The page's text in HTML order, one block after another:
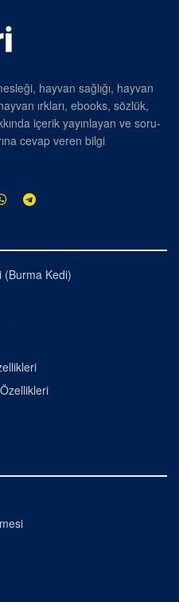
hayvan sağlığı, hayvan
ırkları, ebooks, sözlük,
içerik yayınlayan ve soru-
cevap veren bilgi
(Burma Kedi)